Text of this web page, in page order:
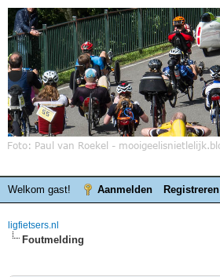
Welkom gast! Aanmelden Registreren
ligfietsers.nl
Foutmelding